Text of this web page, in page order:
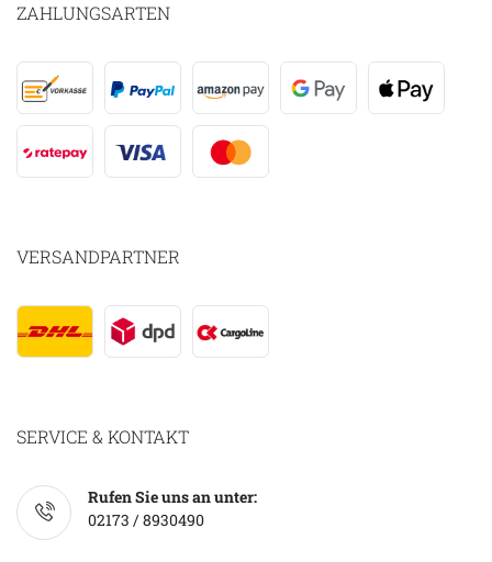
ZAHLUNGSARTEN
VERSANDPARTNER
SERVICE & KONTAKT
Rufen Sie uns an unter:
02173 / 8930490